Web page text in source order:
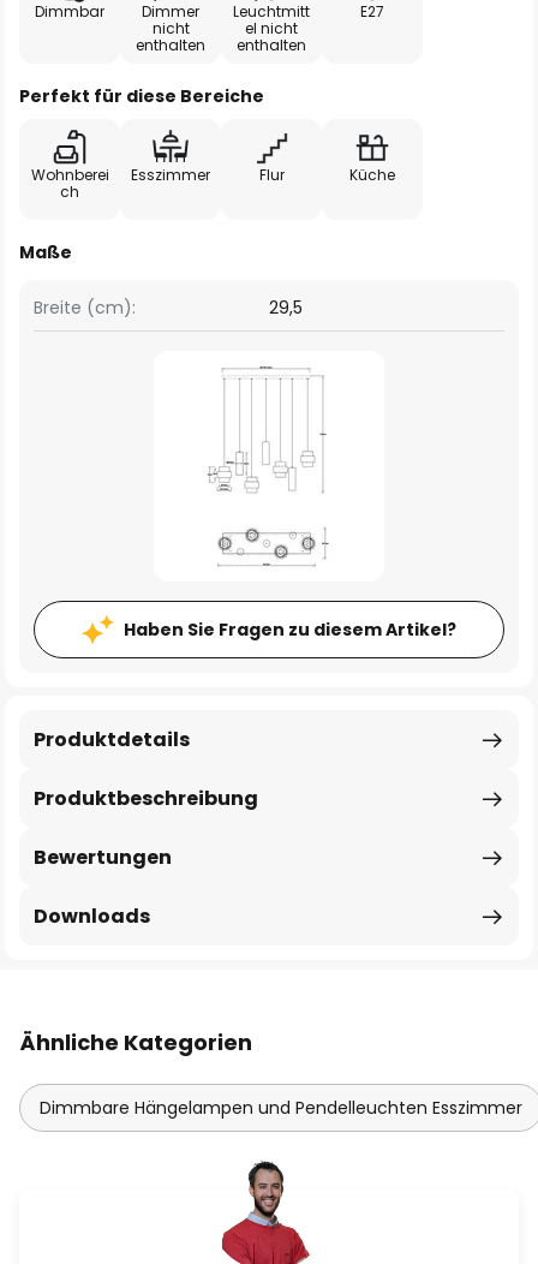
Dimmbar
Dimmer
nicht
enthalten
Leuchtmitt
el nicht
enthalten
E27
Perfekt für diese Bereiche
Wohnberei
ch
Esszimmer Flur Küche
Maße
Breite (cm): 29,5
Haben Sie Fragen zu diesem Artikel?
Produktbeschreibung
Produktdetails
Bewertungen
Downloads
Ähnliche Kategorien
Dimmbare Hängelampen und Pendelleuchten Esszimmer